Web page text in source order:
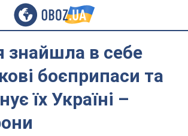
знайшла в себе
боєприпаси та
їх Україні –